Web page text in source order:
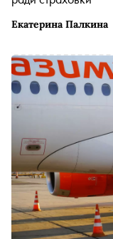
Екатерина Палкина